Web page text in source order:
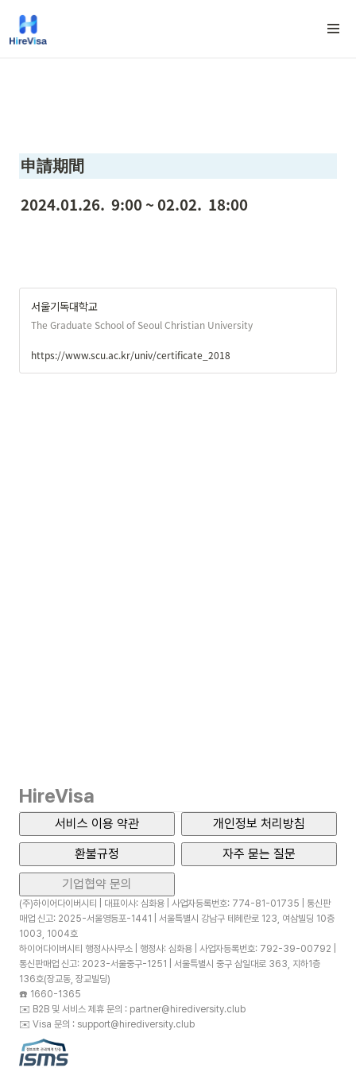
申請期間
2024.01.26.  9:00 ~ 02.02.  18:00
서울기독대학교
The Graduate School of Seoul Christian University
https://www.scu.ac.kr/univ/certificate_2018
HireVisa
서비스 이용 약관
개인정보 처리방침
환불규정
자주 묻는 질문
기업협약 문의
(주)하이어다이버시티 | 대표이사: 심화용 | 사업자등록번호: 774-81-01735 | 통신판
매업 신고: 2025-서울영등포-1441 | 서울특별시 강남구 테헤란로 123, 여삼빌딩 10층
1003, 1004호
하이어다이버시티 행정사사무소 | 행정사: 심화용 | 사업자등록번호: 792-39-00792 |
통신판매업 신고: 2023-서울중구-1251 | 서울특별시 중구 삼일대로 363, 지하1층
136호(장교동, 장교빌딩)
☎️ 1660-1365
✉️ B2B 및 서비스 제휴 문의 : partner@hirediversity.club
✉️ Visa 문의 : support@hirediversity.club